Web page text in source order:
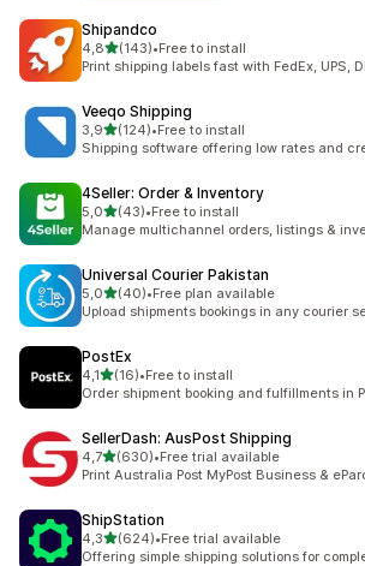
Shipandco
4,85 yıldız üzerinden
(143)
toplam 143 değerlendirme
•Free to install
Print shipping labels fast with FedEx, UPS,
Veeqo Shipping
3,95 yıldız üzerinden
(124)
toplam 124 değerlendirme
•Free to install
Shipping software offering low rates and
4Seller: Order & Inventory
5,05 yıldız üzerinden
(43)
toplam 43 değerlendirme
•Free to install
Manage multichannel orders, listings &
Universal Courier Pakistan
5,05 yıldız üzerinden
(40)
toplam 40 değerlendirme
•Free plan available
Upload shipments bookings in any courier
PostEx
4,15 yıldız üzerinden
(16)
toplam 16 değerlendirme
•Free to install
Order shipment booking and fulfillments in
SellerDash: AusPost Shipping
4,75 yıldız üzerinden
(630)
toplam 630 değerlendirme
•Free trial available
Print Australia Post MyPost Business &
ShipStation
4,35 yıldız üzerinden
(624)
toplam 624 değerlendirme
•Free trial available
Offering simple shipping solutions for